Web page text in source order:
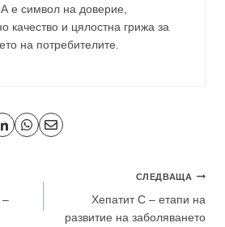
е символ на доверие,
качество и цялостна грижа за
на потребителите
–
СЛЕДВАЩА
Хепатит С – етапи на
развитие на заболяването